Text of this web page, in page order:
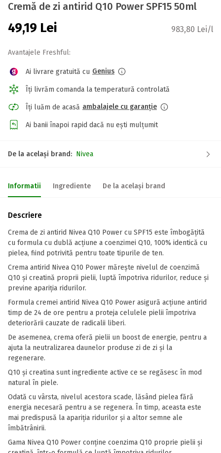
Cremă de zi antirid Q10 Power SPF15 50ml
49,19 Lei 983,80 Lei/l
Avantajele Freshful:
Ai livrare gratuită cu Genius
Îți livrăm comanda la temperatură controlată
Îți luăm de acasă ambalajele cu garanție
Ai banii înapoi rapid dacă nu ești mulțumit
De la același brand: Nivea
Informatii Ingrediente De la același brand
Descriere
Crema de zi antirid Nivea Q10 Power cu SPF15 este îmbogățită
cu formula cu dublă acțiune a coenzimei Q10, 100% identică cu
pielea, fiind potrivită pentru toate tipurile de ten.
Crema antirid Nivea Q10 Power mărește nivelul de coenzimă
Q10 și creatină proprii pielii, luptă împotriva ridurilor, reduce și
previne apariția ridurilor.
Formula cremei antirid Nivea Q10 Power asigură acțiune antirid
timp de 24 de ore pentru a proteja celulele pielii împotriva
deteriorării cauzate de radicalii liberi.
De asemenea, crema oferă pielii un boost de energie, pentru a
ajuta la neutralizarea daunelor produse zi de zi și la
regenerare.
Q10 și creatina sunt ingrediente active ce se regăsesc în mod
natural în piele.
Odată cu vârsta, nivelul acestora scade, lăsând pielea fără
energia necesară pentru a se regenera. În timp, aceasta este
mai predispusă la apariția ridurilor și a altor semne ale
îmbătrânirii.
Gama Nivea Q10 Power conține coenzima Q10 proprie pielii și